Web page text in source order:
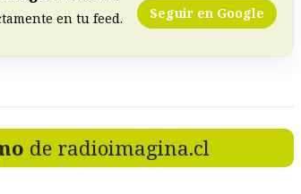
en tu feed. Seguir en Google
de radioimagina.cl